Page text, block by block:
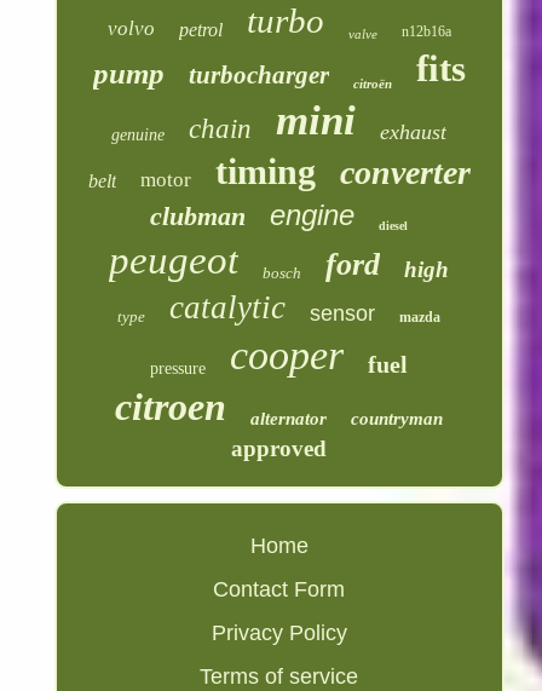
volvo petrol turbo valve n12b16a
pump turbocharger citroën fits
genuine chain mini exhaust
belt motor timing converter
clubman engine diesel
peugeot bosch ford high
type catalytic sensor mazda
pressure cooper fuel
citroen alternator countryman
approved
Home
Contact Form
Privacy Policy
Terms of service